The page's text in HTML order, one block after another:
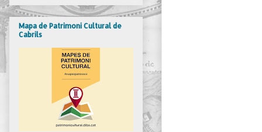
Mapa de Patrimoni Cultural de
Cabrils